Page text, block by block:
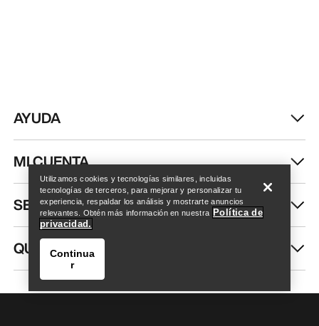
Encuentra una tienda Help
AYUDA
MI CUENTA
SEGUIR COMPRANDO
QUIÉNES SOMOS
Utilizamos cookies y tecnologías similares, incluidas
tecnologías de terceros, para mejorar y personalizar tu
experiencia, respaldar los análisis y mostrarte anuncios
relevantes. Obtén más información en nuestra Política de
privacidad.
Continua
r